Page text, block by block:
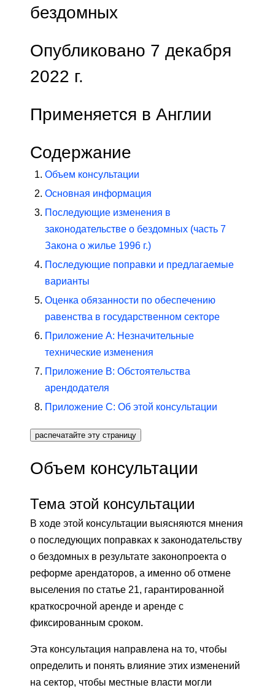
бездомных
Опубликовано 7 декабря
2022 г.
Применяется в Англии
Содержание
Объем консультации
Основная информация
Последующие изменения в
законодательстве о бездомных (часть 7
Закона о жилье 1996 г.)
Последующие поправки и предлагаемые
варианты
Оценка обязанности по обеспечению
равенства в государственном секторе
Приложение A: Незначительные
технические изменения
Приложение B: Обстоятельства
арендодателя
Приложение C: Об этой консультации
распечатайте эту страницу
Объем консультации
Тема этой консультации
В ходе этой консультации выясняются мнения
о последующих поправках к законодательству
о бездомных в результате законопроекта о
реформе арендаторов, а именно об отмене
выселения по статье 21, гарантированной
краткосрочной аренде и аренде с
фиксированным сроком.
Эта консультация направлена ​​на то, чтобы
определить и понять влияние этих изменений
на сектор, чтобы местные власти могли